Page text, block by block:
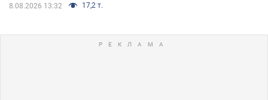
8.08.2026 13:32 17,2 т.